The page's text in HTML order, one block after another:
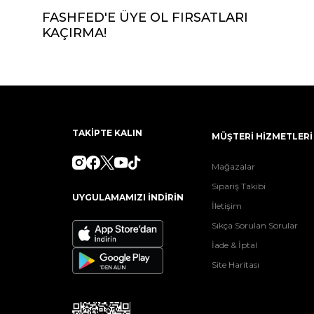
FASHFED'E ÜYE OL FIRSATLARI
KAÇIRMA!
TAKİPTE KALIN
UYGULAMAMIZI İNDİRİN
MÜŞTERİ HİZMETLERİ
Mağazalar
Sipariş Takibi
İletişim
Sıkça Sorulan Sorular
İade & İptal
Site Haritası